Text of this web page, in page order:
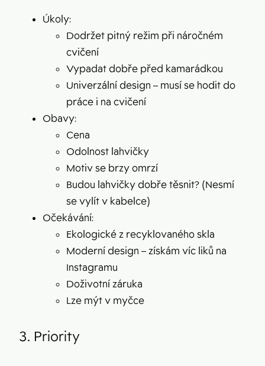
Úkoly:
Dodržet pitný režim při náročném
cvičení
Vypadat dobře před kamarádkou
Univerzální design – musí se hodit do
práce i na cvičení
Obavy:
Cena
Odolnost lahvičky
Motiv se brzy omrzí
Budou lahvičky dobře těsnit? (Nesmí
se vylít v kabelce)
Očekávání:
Ekologické z recyklovaného skla
Moderní design – získám víc liků na
Instagramu
Doživotní záruka
Lze mýt v myčce
3. Priority